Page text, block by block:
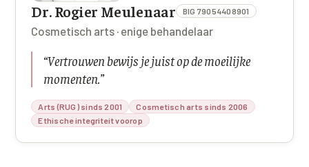
Dr. Rogier Meulenaar BIG 79054408901
Cosmetisch arts · enige behandelaar
“Vertrouwen bewijs je juist op de moeilijke
momenten.”
Arts (RUG) sinds 2001
Cosmetisch arts sinds 2006
Ethische integriteit voorop